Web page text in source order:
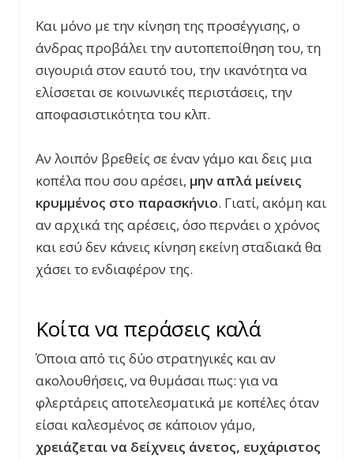
Και μόνο με την κίνηση της προσέγγισης, ο
άνδρας προβάλει την αυτοπεποίθηση του, τη
σιγουριά στον εαυτό του, την ικανότητα να
ελίσσεται σε κοινωνικές περιστάσεις, την
αποφασιστικότητα του κλπ.
Αν λοιπόν βρεθείς σε έναν γάμο και δεις μια
κοπέλα που σου αρέσει, μην απλά μείνεις
κρυμμένος στο παρασκήνιο. Γιατί, ακόμη και
αν αρχικά της αρέσεις, όσο περνάει ο χρόνος
και εσύ δεν κάνεις κίνηση εκείνη σταδιακά θα
χάσει το ενδιαφέρον της.
Κοίτα να περάσεις καλά
Όποια από τις δύο στρατηγικές και αν
ακολουθήσεις, να θυμάσαι πως: για να
φλερτάρεις αποτελεσματικά με κοπέλες όταν
είσαι καλεσμένος σε κάποιον γάμο,
χρειάζεται να δείχνεις άνετος, ευχάριστος